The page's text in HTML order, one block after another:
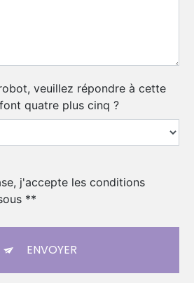
veuillez répondre à cette
quatre plus cinq ?
j'accepte les conditions
**
ENVOYER